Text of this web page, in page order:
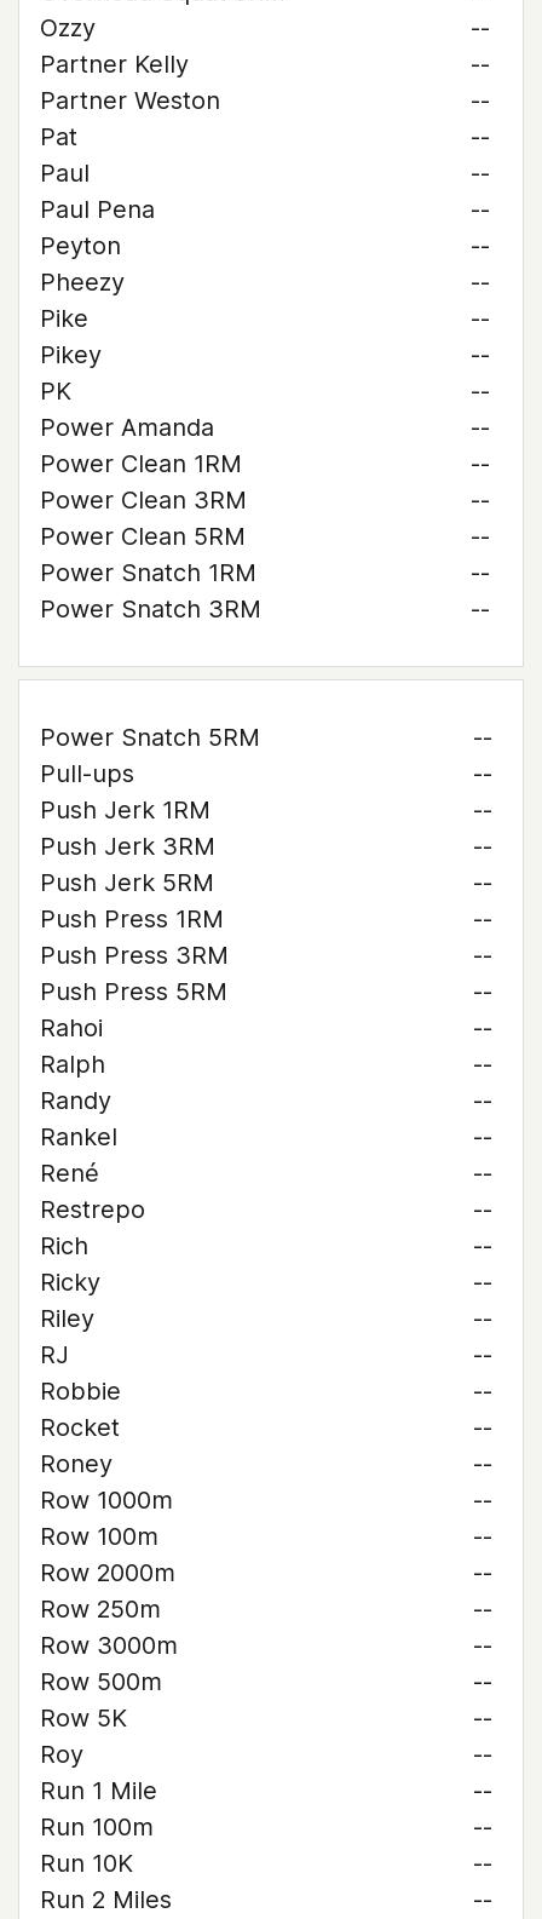
Ozzy
--
Partner Kelly
--
Partner Weston
--
Pat
--
Paul
--
Paul Pena
--
Peyton
--
Pheezy
--
Pike
--
Pikey
--
PK
--
Power Amanda
--
Power Clean 1RM
--
Power Clean 3RM
--
Power Clean 5RM
--
Power Snatch 1RM
--
Power Snatch 3RM
--
Power Snatch 5RM
--
Pull-ups
--
Push Jerk 1RM
--
Push Jerk 3RM
--
Push Jerk 5RM
--
Push Press 1RM
--
Push Press 3RM
--
Push Press 5RM
--
Rahoi
--
Ralph
--
Randy
--
Rankel
--
René
--
Restrepo
--
Rich
--
Ricky
--
Riley
--
RJ
--
Robbie
--
Rocket
--
Roney
--
Row 1000m
--
Row 100m
--
Row 2000m
--
Row 250m
--
Row 3000m
--
Row 500m
--
Row 5K
--
Roy
--
Run 1 Mile
--
Run 100m
--
Run 10K
--
Run 2 Miles
--